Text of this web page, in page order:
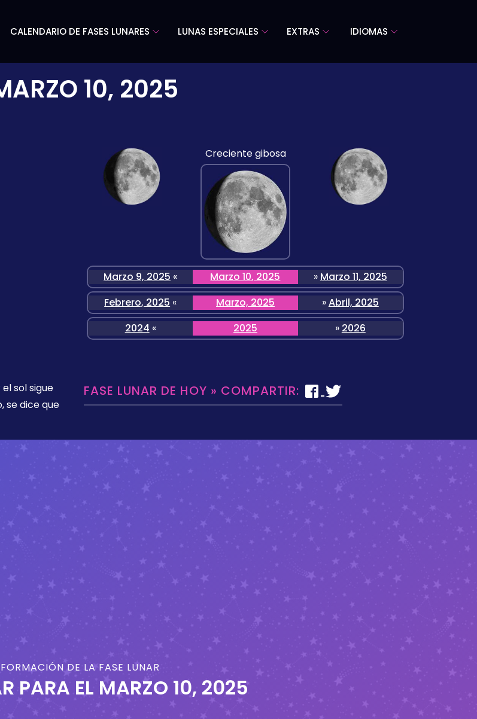
CALENDARIO DE FASES LUNARES LUNAS ESPECIALES EXTRAS IDIOMAS
10, 2025
Creciente gibosa
Marzo 9, 2025 « Marzo 10, 2025 » Marzo 11, 2025
Febrero, 2025 « Marzo, 2025 »Abril, 2025
2024 « 2025 » 2026
sol sigue
se dice que
FASE LUNAR DE HOY » COMPARTIR:
DE LA FASE LUNAR
PARA ELMARZO 10, 2025